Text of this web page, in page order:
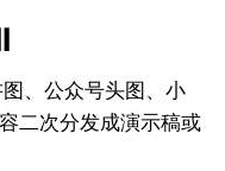
、公众号头图、小
二次分发成演示稿或